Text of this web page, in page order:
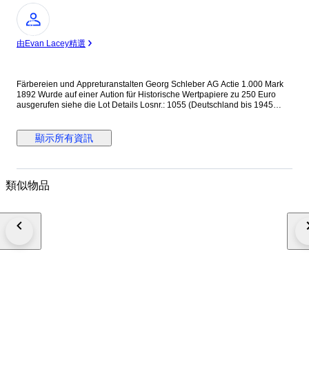
專
家
由Evan Lacey精選
Färbereien und Appreturanstalten Georg Schleber AG Actie 1.000 Mark
1892 Wurde auf einer Aution für Historische Wertpapiere zu 250 Euro
ausgerufen siehe die Lot Details Losnr.: 1055 (Deutschland bis 1945
(Auflage 3500, R 7). Ausruf: 250,00 EUR Ausgabe- datum: 01.10.1892
Ausgabe- ort: Reichenbach i.V. und Greiz + 6 weitere Internationaler
顯示所有資訊
類似物品